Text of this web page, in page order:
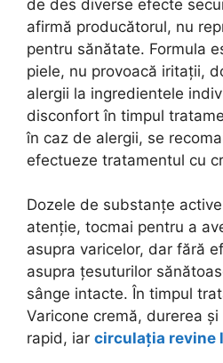
de des diverse efecte
afirmă producătorul, nu
pentru sănătate. Formula
piele, nu provoacă iritații,
alergii la ingredientele
disconfort în timpul
în caz de alergii, se
efectueze tratamentul cu
Dozele de substanțe
atenție, tocmai pentru a
asupra varicelor, dar fără
asupra țesuturilor
sânge intacte. În timpul
Varicone cremă, durerea
rapid, iar circulația revine